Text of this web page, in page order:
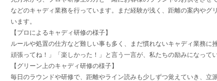
などのキャディ業務を行っています。まだ経験が浅く、距離の案内や
います。
【プロによるキャディ研修の様子】
ルールや処置の仕方など難しい事も多く、まだ慣れないキャディ業務
頑張ってね！」「楽しかった！」と言う一言が、私たちの励みになって
【グリーン上のキャディ研修の様子】
毎日のラウンドや研修で、距離やライン読みも少しずつ覚えていき、立